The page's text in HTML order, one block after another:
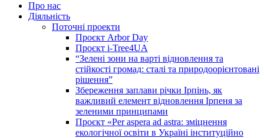
Про нас
Діяльність
Поточні проекти
Проєкт Arbor Day
Проєкт i-Tree4UA
“Зелені зони на варті відновлення та
стійкості громад: cталі та природоорієнтовані
рішення”
Збереження заплави річки Ірпінь, як
важливий елемент відновлення Ірпеня за
зеленими принципами
Проєкт «Per aspera ad astra: зміцнення
екологічної освіти в Україні інституційно